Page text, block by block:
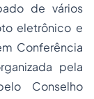
de vários
eletrônico e
Conferência
pela
Conselho